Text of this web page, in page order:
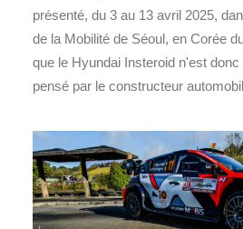
présenté, du 3 au 13 avril 2025,
de la Mobilité de Séoul, en Corée
que le Hyundai Insteroid n'est
pensé par le constructeur